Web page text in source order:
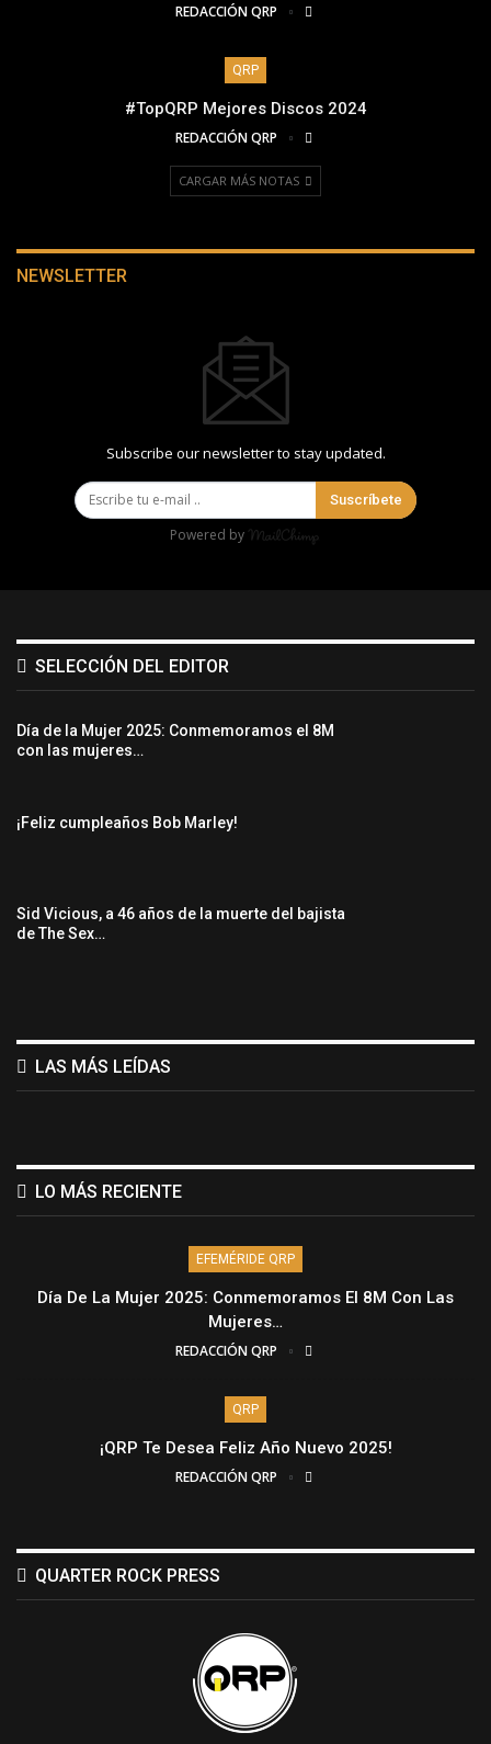
REDACCIÓN QRP
QRP
#TopQRP Mejores Discos 2024
REDACCIÓN QRP
CARGAR MÁS NOTAS
NEWSLETTER
Subscribe our newsletter to stay updated.
Suscríbete
Powered by
SELECCIÓN DEL EDITOR
Día de la Mujer 2025: Conmemoramos el 8M
con las mujeres…
¡Feliz cumpleaños Bob Marley!
Sid Vicious, a 46 años de la muerte del bajista
de The Sex…
LAS MÁS LEÍDAS
LO MÁS RECIENTE
EFEMÉRIDE QRP
Día De La Mujer 2025: Conmemoramos El 8M Con Las
Mujeres…
REDACCIÓN QRP
QRP
¡QRP Te Desea Feliz Año Nuevo 2025!
REDACCIÓN QRP
QUARTER ROCK PRESS